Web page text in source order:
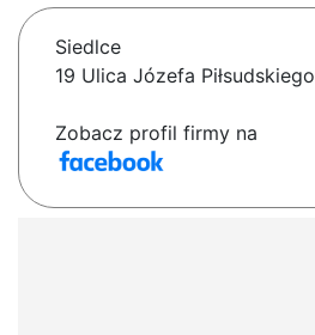
Siedlce
19 Ulica Józefa Piłsudskiego
Zobacz profil firmy na